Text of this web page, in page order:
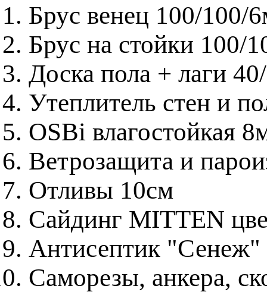
Брус венец 100/100/
Брус на стойки 100/
Доска пола + лаги
Утеплитель стен и
OSBi влагостойкая
Ветрозащита и
Отливы 10см
Сайдинг MITTEN
Антисептик "Сенеж"
Саморезы, анкера,